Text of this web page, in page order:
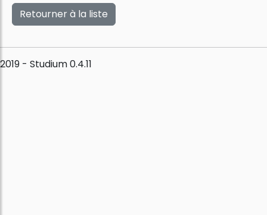
Retourner à la liste
2019 - Studium 0.4.11